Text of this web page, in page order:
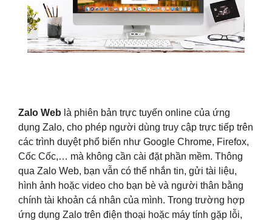
Zalo Web là phiên bản trực tuyến online của ứng
dụng Zalo, cho phép người dùng truy cập trực tiếp trên
các trình duyệt phổ biến như Google Chrome, Firefox,
Cốc Cốc,… mà không cần cài đặt phần mềm. Thông
qua Zalo Web, bạn vẫn có thể nhắn tin, gửi tài liệu,
hình ảnh hoặc video cho bạn bè và người thân bằng
chính tài khoản cá nhân của mình. Trong trường hợp
ứng dụng Zalo trên điện thoại hoặc máy tính gặp lỗi,